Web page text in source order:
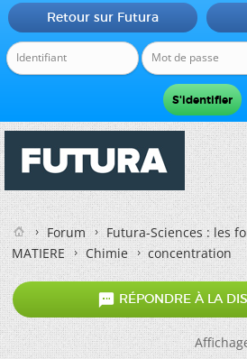
Retour sur Futura
Forum
Futura-Sciences : les
MATIERE
Chimie concentration
 RÉPONDRE À LA